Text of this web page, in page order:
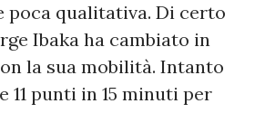
poca qualitativa. Di certo
Ibaka ha cambiato in
la sua mobilità. Intanto
11 punti in 15 minuti per